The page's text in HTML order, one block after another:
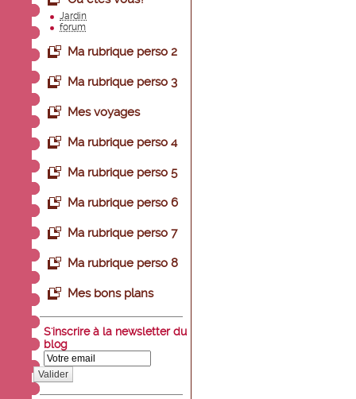
Jardin
forum
Ma rubrique perso 2
Ma rubrique perso 3
Mes voyages
Ma rubrique perso 4
Ma rubrique perso 5
Ma rubrique perso 6
Ma rubrique perso 7
Ma rubrique perso 8
Mes bons plans
S'inscrire à la newsletter du
blog
Valider